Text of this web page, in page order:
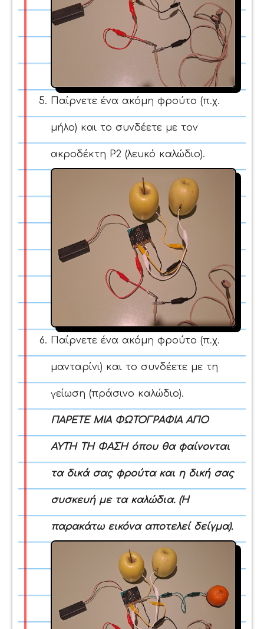
Παίρνετε ένα ακόμη φρούτο (π.χ.
μήλο) και το συνδέετε με τον
ακροδέκτη P2 (λευκό καλώδιο).
Παίρνετε ένα ακόμη φρούτο (π.χ.
μανταρίνι) και το συνδέετε με τη
γείωση (πράσινο καλώδιο).
ΠΑΡΕΤΕ ΜΙΑ ΦΩΤΟΓΡΑΦΙΑ ΑΠΟ
ΑΥΤΗ ΤΗ ΦΑΣΗ όπου θα φαίνονται
τα δικά σας φρούτα και η δική σας
συσκευή με τα καλώδια. (Η
παρακάτω εικόνα αποτελεί δείγμα).